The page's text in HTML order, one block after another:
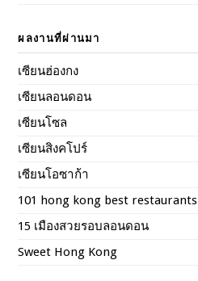
ผลงานที่ผ่านมา
เซียนฮ่องกง
เซียนลอนดอน
เซียนโซล
เซียนสิงคโปร์
เซียนโอซาก้า
101 hong kong best restaurants
15 เมืองสวยรอบลอนดอน
Sweet Hong Kong